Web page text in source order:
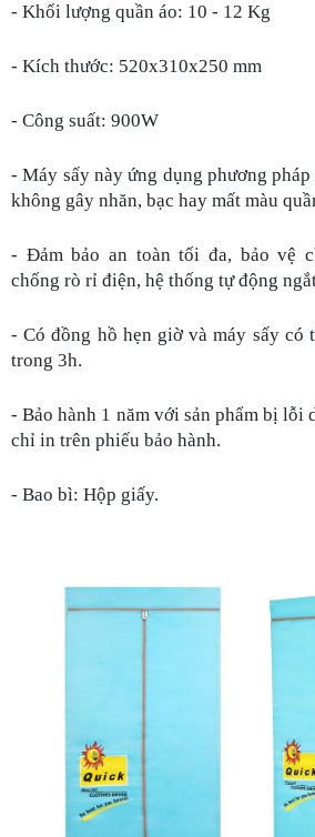
- Khối lượng quần áo: 10 - 12 Kg
- Kích thước: 520x310x250 mm
- Công suất: 900W
- Máy sấy này ứng dụng phương
không gây nhăn, bạc hay mất màu
- Đảm bảo an toàn tối đa, bảo vệ
chống rò rỉ điện, hệ thống tự động
- Có đồng hồ hẹn giờ và máy sấy có
trong 3h.
- Bảo hành 1 năm với sản phẩm bị lỗi
chỉ in trên phiếu bảo hành.
- Bao bì: Hộp giấy.